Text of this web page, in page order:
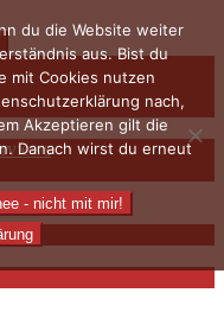
du die Website weiter
aus. Bist du
mit Cookies nutzen
nach,
Akzeptieren gilt die
Danach wirst du erneut
- nicht mit mir!